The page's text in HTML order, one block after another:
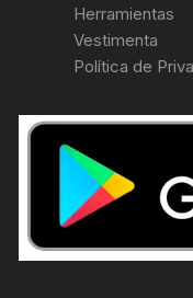
Herramientas
Vestimenta
Política de